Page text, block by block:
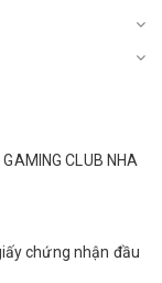
CLUB NHA
chứng nhận đầu